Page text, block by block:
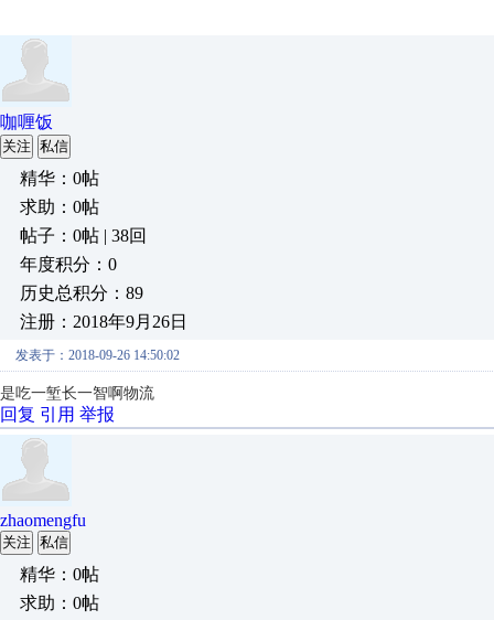
咖喱饭
关注 私信
精华：0帖
求助：0帖
帖子：0帖 | 38回
年度积分：0
历史总积分：89
注册：2018年9月26日
发表于：2018-09-26 14:50:02
是吃一堑长一智啊 物流
回复 引用 举报
zhaomengfu
关注 私信
精华：0帖
求助：0帖